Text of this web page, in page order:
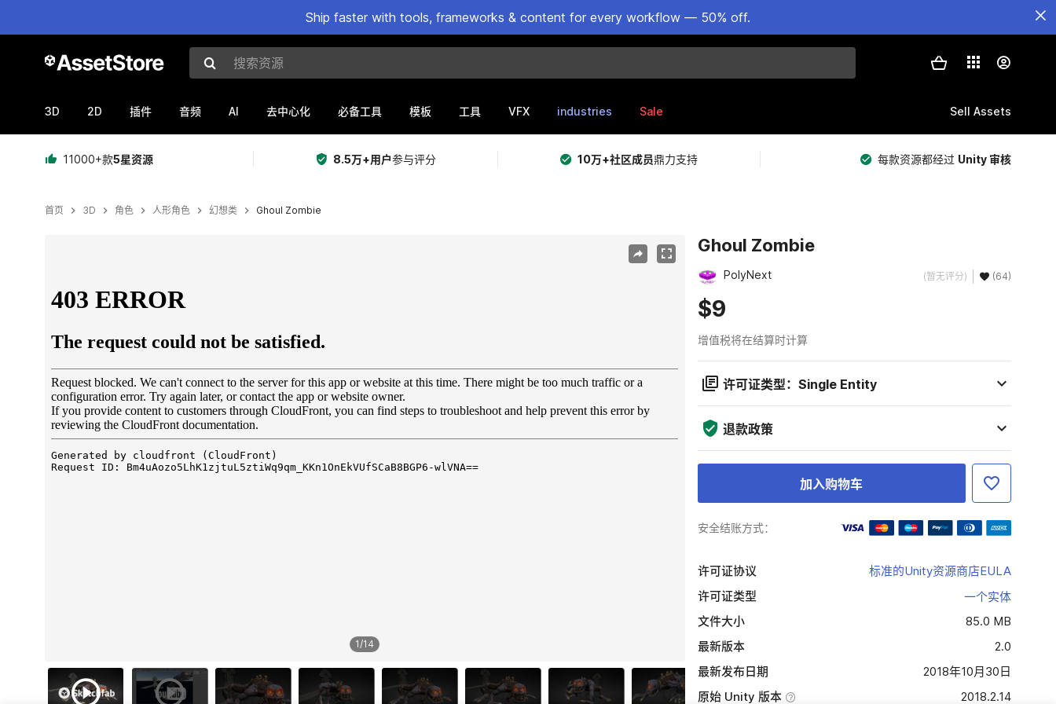
Ship faster with tools, frameworks & content for every workflow — 50% off.
搜索资源
3D 2D 插件 音频 AI 去中心化 必备工具 模板 工具 VFX industries Sale Sell Assets
11000+款5星资源 8.5万+用户参与评分 10万+社区成员鼎力支持 每款资源都经过 Unity 审核
首页 3D 角色 人形角色 幻想类 Ghoul Zombie
1/14
Ghoul Zombie
PolyNext (暂无评分) (64)
$9
增值税将在结算时计算
许可证类型：Single Entity
退款政策
加入购物车
安全结账方式：
许可证协议
标准的Unity资源商店EULA
许可证类型
一个实体
文件大小
85.0 MB
最新版本
2.0
最新发布日期
2018年10月30日
原始 Unity 版本
2018.2.14